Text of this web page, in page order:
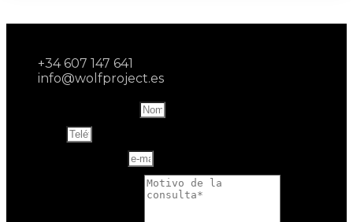
+34 607 147 641
info@wolfproject.es